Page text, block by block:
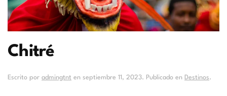
Chitré
Escrito por admingtnt en septiembre 11, 2023. Publicado en Destinos.